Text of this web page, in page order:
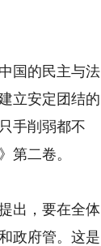
国的民主与法
立安定团结的
手削弱都不
第二卷。
出，要在全体
政府管。这是